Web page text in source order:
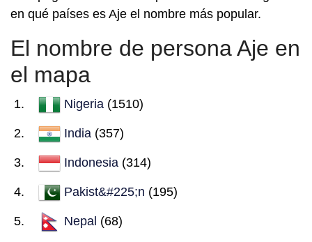
en qué países es Aje el nombre más popular.
El nombre de persona Aje en
el mapa
Nigeria (1510)
India (357)
Indonesia (314)
Pakist&#225;n (195)
Nepal (68)